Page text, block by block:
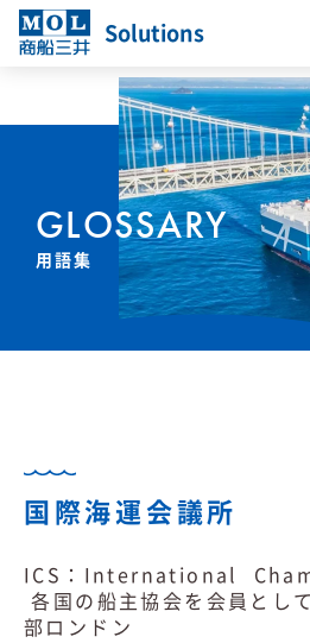
Solutions
GLOSSARY
用語集
国際海運会議所
ICS：International
各国の船主協会を会員とし
部ロンドン